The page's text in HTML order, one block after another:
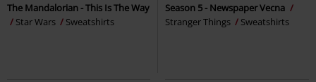
The Mandalorian - This Is The Way
Star Wars
Sweatshirts
Season 5 - Newspaper Vecna
Stranger Things
Sweatshirts